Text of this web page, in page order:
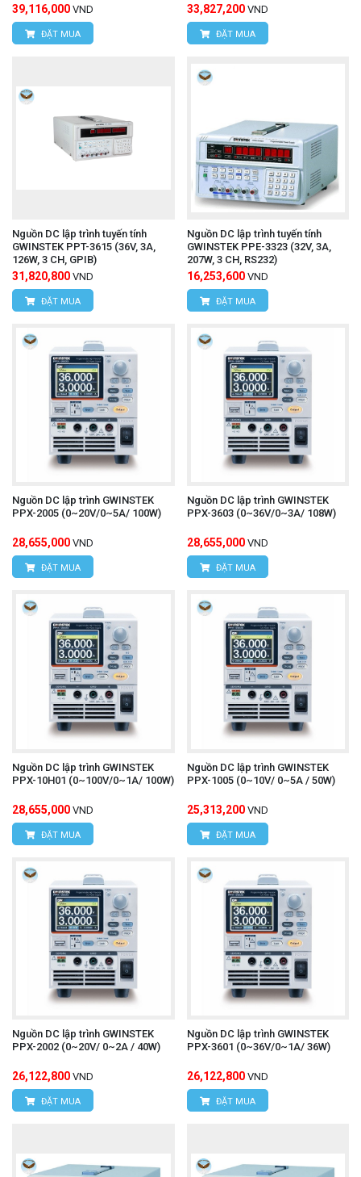
39,116,000 VND
ĐẶT MUA
33,827,200 VND
ĐẶT MUA
Nguồn DC lập trình tuyến tính
GWINSTEK PPT-3615 (36V, 3A,
126W, 3 CH, GPIB)
31,820,800 VND
ĐẶT MUA
Nguồn DC lập trình tuyến tính
GWINSTEK PPE-3323 (32V, 3A,
207W, 3 CH, RS232)
16,253,600 VND
ĐẶT MUA
Nguồn DC lập trình GWINSTEK
PPX-2005 (0~20V/0~5A/ 100W)
28,655,000 VND
ĐẶT MUA
Nguồn DC lập trình GWINSTEK
PPX-3603 (0~36V/0~3A/ 108W)
28,655,000 VND
ĐẶT MUA
Nguồn DC lập trình GWINSTEK
PPX-10H01 (0~100V/0~1A/ 100W)
28,655,000 VND
ĐẶT MUA
Nguồn DC lập trình GWINSTEK
PPX-1005 (0~10V/ 0~5A / 50W)
25,313,200 VND
ĐẶT MUA
Nguồn DC lập trình GWINSTEK
PPX-2002 (0~20V/ 0~2A / 40W)
26,122,800 VND
ĐẶT MUA
Nguồn DC lập trình GWINSTEK
PPX-3601 (0~36V/0~1A/ 36W)
26,122,800 VND
ĐẶT MUA